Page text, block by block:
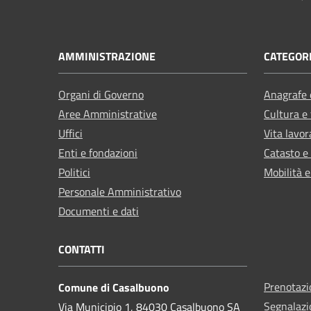
AMMINISTRAZIONE
Organi di Governo
Aree Amministrative
Uffici
Enti e fondazioni
Politici
Personale Amministrativo
Documenti e dati
Cultura
Vita
Catasto
Mobilità
CONTATTI
Comune di Casalbuono
Via Municipio 1, 84030 Casalbuono SA